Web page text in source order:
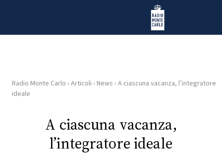
Radio Monte Carlo
HOME
Radio Monte Carlo › Articoli › News › A ciascuna vacanza, l’integratore
ideale
A ciascuna vacanza,
l’integratore ideale